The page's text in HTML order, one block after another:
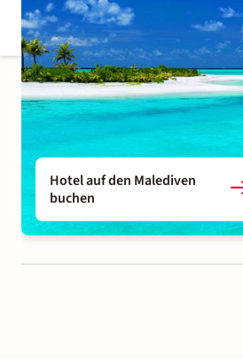
Hotel auf den Malediven
buchen